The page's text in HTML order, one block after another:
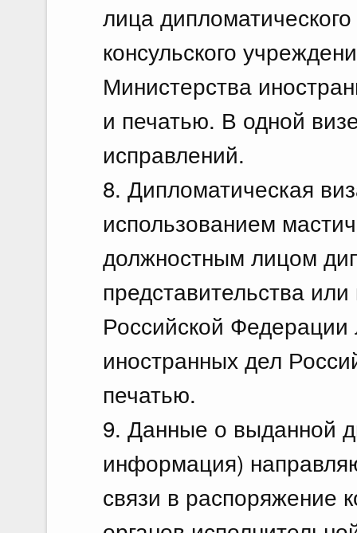
лица
консульского
Министерства
и печатью. В одной
исправлений.
8. Дипломатическая
использованием
должностным лицом
представительства
Российской
иностранных дел
печатью.
9. Данные о выданной
информация)
связи в распоряжение